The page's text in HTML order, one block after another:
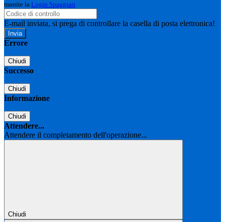
tramite la Login Spaggiari
E-mail inviata, si prega di controllare la casella di posta elettronica!
Errore
Chiudi
Successo
Chiudi
Informazione
Chiudi
Attendere...
Attendere il completamento dell'operazione...
Chiudi